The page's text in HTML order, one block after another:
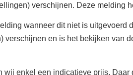
verschijnen. Deze melding
wanneer dit niet is
en is het bekijken van
enkel een indicatieve prijs.